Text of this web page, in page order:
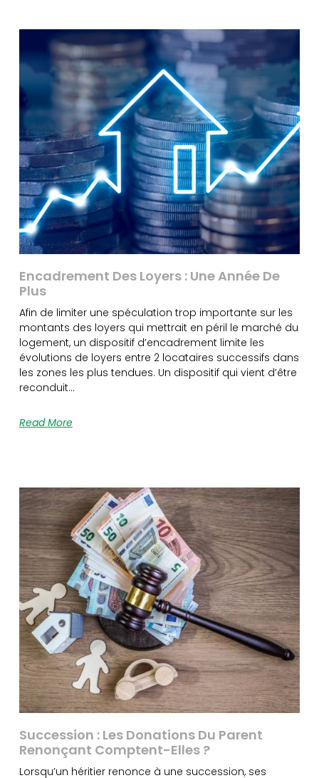
Encadrement Des Loyers : Une Année De
Plus
Afin de limiter une spéculation trop importante sur les
montants des loyers qui mettrait en péril le marché du
logement, un dispositif d’encadrement limite les
évolutions de loyers entre 2 locataires successifs dans
les zones les plus tendues. Un dispositif qui vient d’être
reconduit…
Read More
Succession : Les Donations Du Parent
Renonçant Comptent-Elles ?
Lorsqu’un héritier renonce à une succession, ses